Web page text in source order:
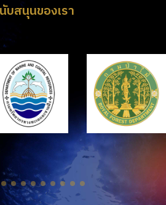
บสนุนของเรา